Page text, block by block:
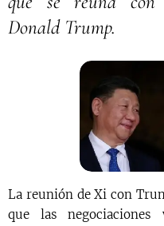
Donald Trump.
La reunión de Xi con
que las negociaciones